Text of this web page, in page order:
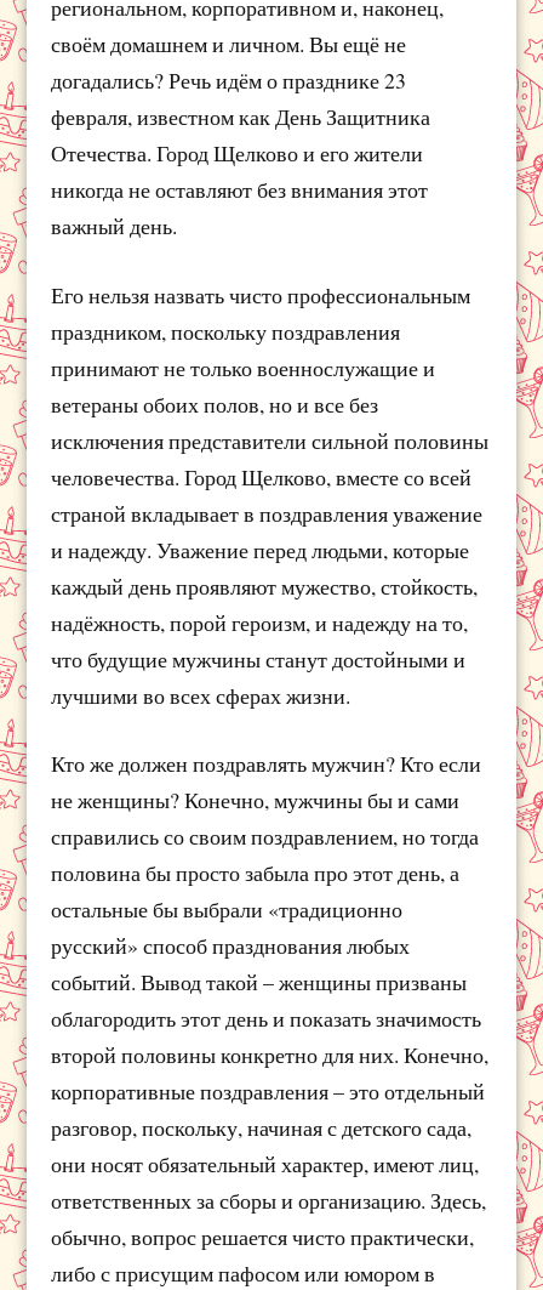
региональном, корпоративном и, наконец,
своём домашнем и личном. Вы ещё не
догадались? Речь идём о празднике 23
февраля, известном как День Защитника
Отечества. Город Щелково и его жители
никогда не оставляют без внимания этот
важный день.
Его нельзя назвать чисто профессиональным
праздником, поскольку поздравления
принимают не только военнослужащие и
ветераны обоих полов, но и все без
исключения представители сильной половины
человечества. Город Щелково, вместе со всей
страной вкладывает в поздравления уважение
и надежду. Уважение перед людьми, которые
каждый день проявляют мужество, стойкость,
надёжность, порой героизм, и надежду на то,
что будущие мужчины станут достойными и
лучшими во всех сферах жизни.
Кто же должен поздравлять мужчин? Кто если
не женщины? Конечно, мужчины бы и сами
справились со своим поздравлением, но тогда
половина бы просто забыла про этот день, а
остальные бы выбрали «традиционно
русский» способ празднования любых
событий. Вывод такой – женщины призваны
облагородить этот день и показать значимость
второй половины конкретно для них. Конечно,
корпоративные поздравления – это отдельный
разговор, поскольку, начиная с детского сада,
они носят обязательный характер, имеют лиц,
ответственных за сборы и организацию. Здесь,
обычно, вопрос решается чисто практически,
либо с присущим пафосом или юмором в